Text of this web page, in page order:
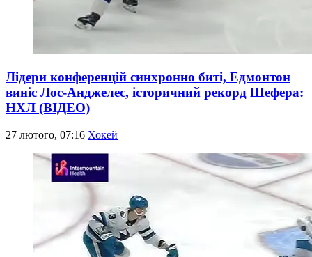
Лідери конференцій синхронно биті, Едмонтон
виніс Лос-Анджелес, історичний рекорд Шефера:
НХЛ (ВІДЕО)
27 лютого, 07:16 Хокей